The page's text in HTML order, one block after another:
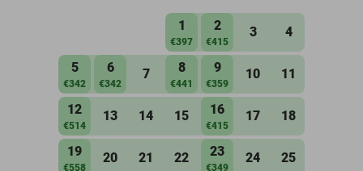
1
€397
2
€415
3 4
5
€342
6
€342
7 8
€441
9
€359
10 11
12
€514
13 14 15 16
€415
17 18
19
€558
20 21 22 23
€349
24 25